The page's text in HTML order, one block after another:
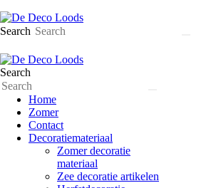
Search
Search
Home
Zomer
Contact
Decoratiemateriaal
Zomer decoratie
materiaal
Zee decoratie artikelen